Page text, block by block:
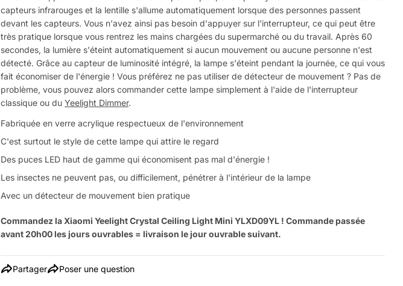
capteurs infrarouges et la lentille s'allume automatiquement lorsque des personnes passent
devant les capteurs. Vous n'avez ainsi pas besoin d'appuyer sur l'interrupteur, ce qui peut être
très pratique lorsque vous rentrez les mains chargées du supermarché ou du travail. Après 60
secondes, la lumière s'éteint automatiquement si aucun mouvement ou aucune personne n'est
détecté. Grâce au capteur de luminosité intégré, la lampe s'éteint pendant la journée, ce qui vous
fait économiser de l'énergie ! Vous préférez ne pas utiliser de détecteur de mouvement ? Pas de
problème, vous pouvez alors commander cette lampe simplement à l'aide de l'interrupteur
classique ou du Yeelight Dimmer.
Fabriquée en verre acrylique respectueux de l'environnement
C'est surtout le style de cette lampe qui attire le regard
Des puces LED haut de gamme qui économisent pas mal d'énergie !
Les insectes ne peuvent pas, ou difficilement, pénétrer à l'intérieur de la lampe
Avec un détecteur de mouvement bien pratique
Commandez la Xiaomi Yeelight Crystal Ceiling Light Mini YLXD09YL ! Commande passée
avant 20h00 les jours ouvrables = livraison le jour ouvrable suivant.
Partager Poser une question